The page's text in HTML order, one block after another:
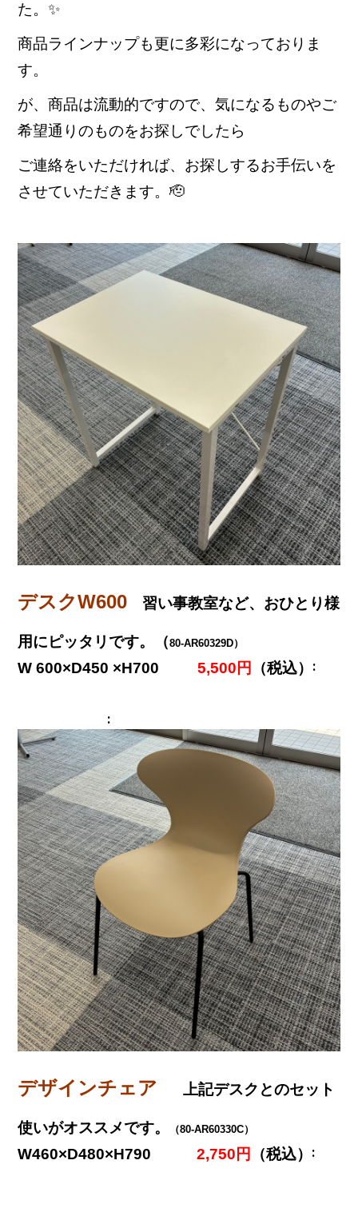
た。✨
商品ラインナップも更に多彩になっておりま
す。
が、商品は流動的ですので、気になるものやご
希望通りのものをお探しでしたら
ご連絡をいただければ、お探しするお手伝いを
させていただきます。🫡
デスクW600 習い事教室など、おひとり様
用にピッタリです。（80-AR60329D）
W 600×D450 ×H700 5,500円 （税込）
デザインチェア 上記デスクとのセット
使いがオススメです。 （80-AR60330C）
W460×D480×H7902,750円 （税込）